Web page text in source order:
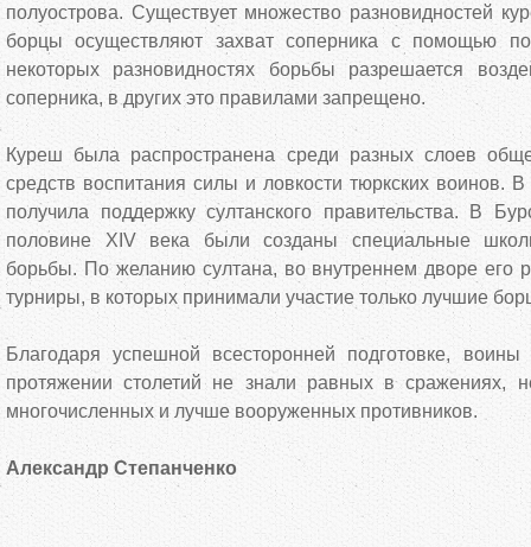
полуострова. Существует множество разновидностей
борцы осуществляют захват соперника с помощью
некоторых разновидностях борьбы разрешается
соперника, в других это правилами запрещено.
Куреш была распространена среди разных слоев
средств воспитания силы и ловкости тюркских воинов.
получила поддержку султанского правительства. В
половине XIV века были созданы специальные
борьбы. По желанию султана, во внутреннем дворе его
турниры, в которых принимали участие только лучшие
Благодаря успешной всесторонней подготовке, воины
протяжении столетий не знали равных в сражениях,
многочисленных и лучше вооруженных противников.
Александр Степанченко